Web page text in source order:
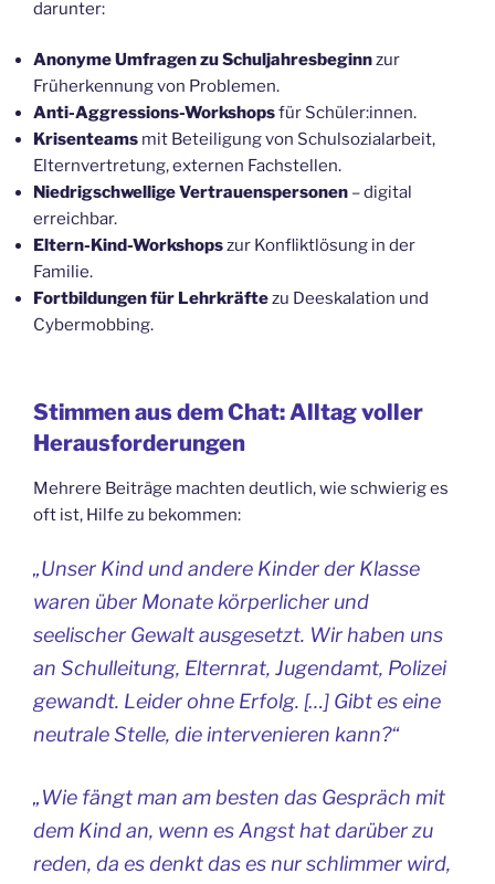
darunter:
Anonyme Umfragen zu Schuljahresbeginnzur
Früherkennung von Problemen.
Anti-Aggressions-Workshopsfür Schüler:innen.
Krisenteams mit Beteiligung von Schulsozialarbeit,
Elternvertretung, externen Fachstellen.
Niedrigschwellige Vertrauenspersonen – digital
erreichbar.
Eltern-Kind-Workshopszur Konfliktlösung in der
Familie.
Fortbildungen für Lehrkräftezu Deeskalation und
Cybermobbing.
Stimmen aus dem Chat: Alltag voller
Herausforderungen
Mehrere Beiträge machten deutlich, wie schwierig es
oft ist, Hilfe zu bekommen:
„Unser Kind und andere Kinder der Klasse
waren über Monate körperlicher und
seelischer Gewalt ausgesetzt. Wir haben uns
an Schulleitung, Elternrat, Jugendamt, Polizei
gewandt. Leider ohne Erfolg. […] Gibt es eine
neutrale Stelle, die intervenieren kann?“
„Wie fängt man am besten das Gespräch mit
dem Kind an, wenn es Angst hat darüber zu
reden, da es denkt das es nur schlimmer wird,